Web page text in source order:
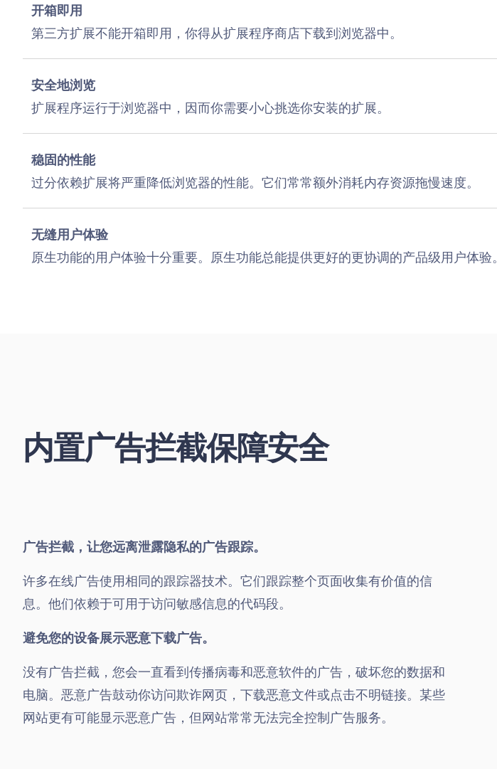
开箱即用
第三方扩展不能开箱即用，你得从扩展程序商店下载到浏览器中。
是
安全地浏览
扩展程序运行于浏览器中，因而你需要小心挑选你安装的扩展。
是
稳固的性能
过分依赖扩展将严重降低浏览器的性能。它们常常额外消耗内存资源拖慢速度。
是
无缝用户体验
原生功能的用户体验十分重要。原生功能总能提供更好的更协调的产品级用户体验。
是
内置广告拦截保障安全
广告拦截，让您远离泄露隐私的广告跟踪。
许多在线广告使用相同的跟踪器技术。它们跟踪整个页面收集有价值的信
息。他们依赖于可用于访问敏感信息的代码段。
避免您的设备展示恶意下载广告。
没有广告拦截，您会一直看到传播病毒和恶意软件的广告，破坏您的数据和
电脑。恶意广告鼓动你访问欺诈网页，下载恶意文件或点击不明链接。某些
网站更有可能显示恶意广告，但网站常常无法完全控制广告服务。